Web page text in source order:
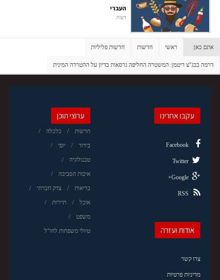
העברי
דעות
אתם כאן: ראשי חדשות חדשות פליליות
דרמה בבג"צ ריטמן: המשטרה החליפה גרסאות בדיון על ההטרדה המינית
ערוצי תוכן
חדשות כלכלה
בידור יופי
טכנולוגיה
איכות הסביבה
בריאות צדק חברתי
אוכל תיירות
משפט
טיולי משפחות לחו"ל
עקבו אחרינו
Facebook
Twitter
Google+
RSS
אודות ועזרה
צרו קשר
מדיניות פרטיות